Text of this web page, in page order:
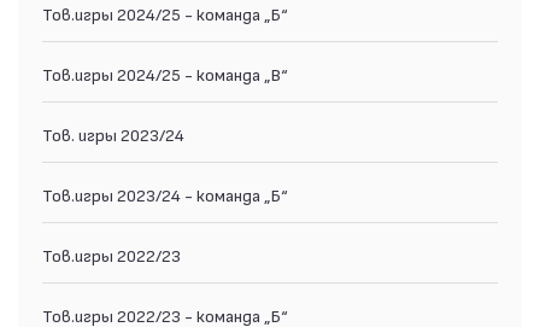
Тов.игры 2024/25 - команда „Б“
Тов.игры 2024/25 - команда „В“
Тов. игры 2023/24
Тов.игры 2023/24 - команда „Б“
Тов.игры 2022/23
Тов.игры 2022/23 - команда „Б“